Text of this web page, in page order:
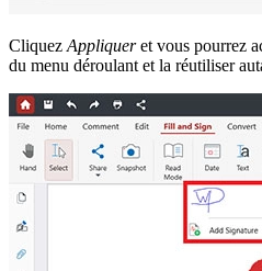
Cliquez Appliqueret vous pourrez
du menu déroulant et la réutiliser